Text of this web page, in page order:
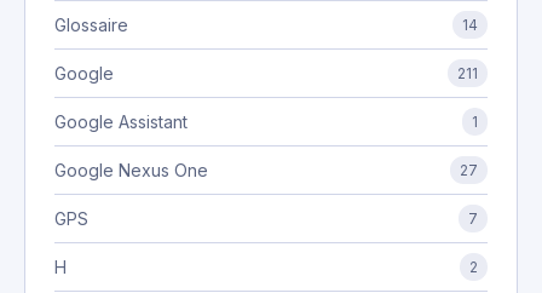
Glossaire 14
Google 211
Google Assistant 1
Google Nexus One 27
GPS 7
H 2